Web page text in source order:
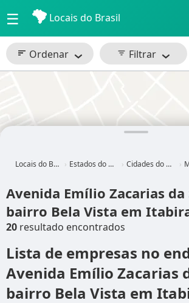
☰ Locais do Brasil
Ordenar Filtrar
Locais do Brasil Estados do Brasil Cidades do Brasil
Avenida Emílio Zacarias da
bairro Bela Vista em
20 resultado encontrados
Lista de empresas no
Avenida Emílio Zacarias
bairro Bela Vista em